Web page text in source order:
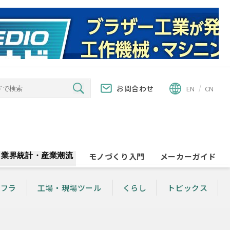
お問合わせ EN CN
業界統計・産業潮流 モノづくり入門 メーカーガイド
ラ 工場・現場ツール くらし トピックス